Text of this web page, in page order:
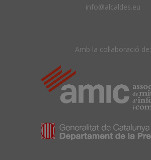
info@alcaldes.eu
Amb la col·laboració de: